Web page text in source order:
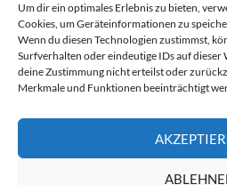
Um dir ein optimales Erlebnis zu bieten,
Cookies, um Geräteinformationen zu
Wenn du diesen Technologien zustimmst,
Surfverhalten oder eindeutige IDs auf dieser
deine Zustimmung nicht erteilst oder
Merkmale und Funktionen beeinträchtigt
Bezahlsysteme, Finanzdienstleister und…
Bürodienstleister, Firmengründer- und/
Datenhändler, Adressbroker und
Hosting, Routing, Provider, Domain-, Web-
Inkasso, Forderungsmanagement und
Spieleanbieter, Online- und Browsergames
Partnerprogramme, Vertriebskanäle- und…
Telekommunikationsdienstleister, Internet…
Vereine, Verbände, Vereinigungen und
Web-Rotlichtbezirk, Erotik- und XXX-